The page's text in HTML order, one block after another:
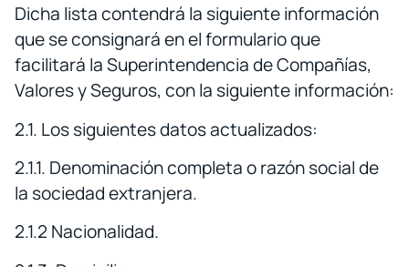
Dicha lista contendrá la siguiente información
que se consignará en el formulario que
facilitará la Superintendencia de Compañías,
Valores y Seguros, con la siguiente información:
2.1. Los siguientes datos actualizados:
2.1.1. Denominación completa o razón social de
la sociedad extranjera.
2.1.2 Nacionalidad.